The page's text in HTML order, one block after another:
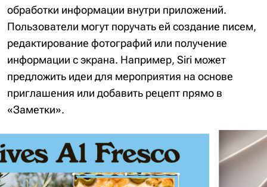
обработки информации внутри приложений.
Пользователи могут поручать ей создание писем,
редактирование фотографий или получение
информации с экрана. Например, Siri может
предложить идеи для мероприятия на основе
приглашения или добавить рецепт прямо в
«Заметки».